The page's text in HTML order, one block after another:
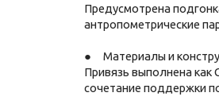
Предусмотрена
антропометрические
● Материалы и
Привязь выполнена
сочетание поддержки